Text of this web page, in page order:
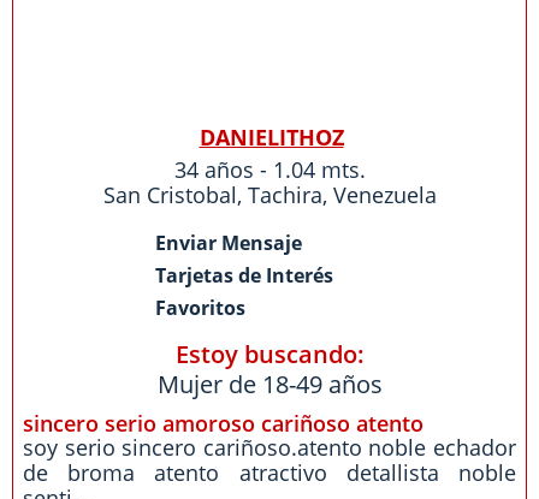
DANIELITHOZ
34 años - 1.04 mts.
San Cristobal, Tachira, Venezuela
Enviar Mensaje
Tarjetas de Interés
Favoritos
Estoy buscando:
Mujer de 18-49 años
sincero serio amoroso cariñoso atento
soy serio sincero cariñoso.atento noble echador
de broma atento atractivo detallista noble